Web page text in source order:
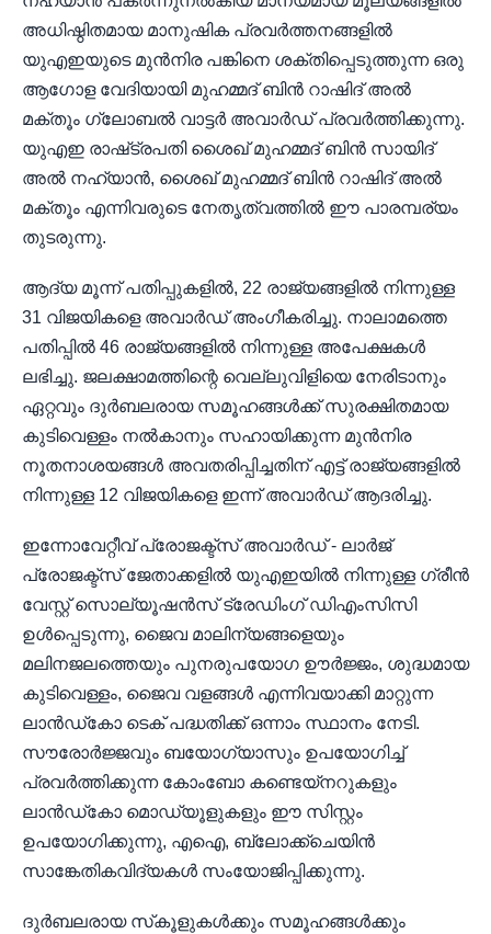
അധിഷ്ഠിതമായ മാനുഷിക പ്രവർത്തനങ്ങളിൽ
യുഎഇയുടെ മുൻനിര പങ്കിനെ ശക്തിപ്പെടുത്തുന്ന ഒരു
ആഗോള വേദിയായി മുഹമ്മദ് ബിൻ റാഷിദ് അൽ
മക്തൂം ഗ്ലോബൽ വാട്ടർ അവാർഡ് പ്രവർത്തിക്കുന്നു.
യുഎഇ രാഷ്‌ട്രപതി ശൈഖ് മുഹമ്മദ് ബിൻ സായിദ്
അൽ നഹ്യാൻ, ശൈഖ് മുഹമ്മദ് ബിൻ റാഷിദ് അൽ
മക്തൂം എന്നിവരുടെ നേതൃത്വത്തിൽ ഈ പാരമ്പര്യം
തുടരുന്നു.
ആദ്യ മൂന്ന് പതിപ്പുകളിൽ, 22 രാജ്യങ്ങളിൽ നിന്നുള്ള
31 വിജയികളെ അവാർഡ് അംഗീകരിച്ചു. നാലാമത്തെ
പതിപ്പിൽ 46 രാജ്യങ്ങളിൽ നിന്നുള്ള അപേക്ഷകൾ
ലഭിച്ചു. ജലക്ഷാമത്തിന്റെ വെല്ലുവിളിയെ നേരിടാനും
ഏറ്റവും ദുർബലരായ സമൂഹങ്ങൾക്ക് സുരക്ഷിതമായ
കുടിവെള്ളം നൽകാനും സഹായിക്കുന്ന മുൻനിര
നൂതനാശയങ്ങൾ അവതരിപ്പിച്ചതിന് എട്ട് രാജ്യങ്ങളിൽ
നിന്നുള്ള 12 വിജയികളെ ഇന്ന് അവാർഡ് ആദരിച്ചു.
ഇന്നോവേറ്റീവ് പ്രോജക്ട്സ് അവാർഡ് - ലാർജ്
പ്രോജക്ട്സ് ജേതാക്കളിൽ യുഎഇയിൽ നിന്നുള്ള ഗ്രീൻ
വേസ്റ്റ് സൊല്യൂഷൻസ് ട്രേഡിംഗ് ഡിഎംസിസി
ഉൾപ്പെടുന്നു, ജൈവ മാലിന്യങ്ങളെയും
മലിനജലത്തെയും പുനരുപയോഗ ഊർജ്ജം, ശുദ്ധമായ
കുടിവെള്ളം, ജൈവ വളങ്ങൾ എന്നിവയാക്കി മാറ്റുന്ന
ലാൻഡ്‌കോ ടെക് പദ്ധതിക്ക് ഒന്നാം സ്ഥാനം നേടി.
സൗരോർജ്ജവും ബയോഗ്യാസും ഉപയോഗിച്ച്
പ്രവർത്തിക്കുന്ന കോംബോ കണ്ടെയ്‌നറുകളും
ലാൻഡ്‌കോ മൊഡ്യൂളുകളും ഈ സിസ്റ്റം
ഉപയോഗിക്കുന്നു, എഐ, ബ്ലോക്ക്‌ചെയിൻ
സാങ്കേതികവിദ്യകൾ സംയോജിപ്പിക്കുന്നു.
ദുർബലരായ സ്‌കൂളുകൾക്കും സമൂഹങ്ങൾക്കും